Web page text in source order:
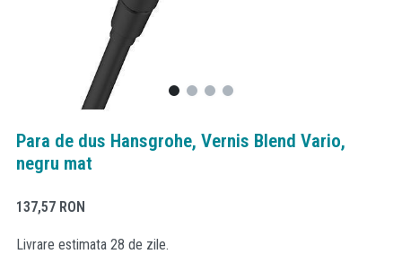
Para de dus Hansgrohe, Vernis Blend Vario,
negru mat
137,57 RON
Livrare estimata 28 de zile.